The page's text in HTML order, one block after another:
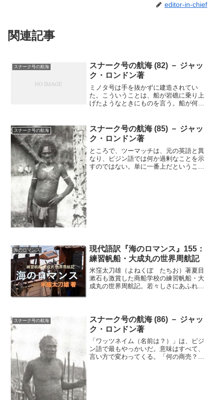
editor-in-chief
関連記事
スナーク号の航海
スナーク号の航海 (82) － ジャッ
ク・ロンドン著
ミノタ号は手を抜かずに建造されてい
た。こういうことは、船が岩礁に乗り上
げたようなときにものを言う。船が何に
太いロープが切れたという事実でもわか
るだろう。乗組員たちは海に...
スナーク号の航海
スナーク号の航海 (85) － ジャッ
ク・ロンドン著
ところで、ツーマッチは、元の英語と異
なり、ピジン語では何か過剰なことを示
すのではない。単に一番上だということ
海のロマンス
現代語訳『海のロマンス』155：
練習帆船・大成丸の世界周航記
米窪太刀雄（よねくぼ たちお）著夏目
漱石も激賞した商船学校の練習帆船・大
成丸の世界周航記。若々しさにあふれた
道連れになった島に住んでい...
スナーク号の航海
スナーク号の航海 (86) － ジャッ
ク・ロンドン著
「ワッツネイム（名前は？）」は、ピジ
ン語で最もやっかいだ。意味はすべて、
言い方で変わってくる。「何の商売？」